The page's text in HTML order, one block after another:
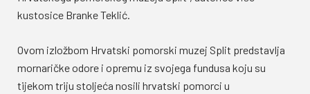
kustosice Branke Teklić.
Ovom izložbom Hrvatski pomorski muzej Split predstavlja
mornaričke odore i opremu iz svojega fundusa koju su
tijekom triju stoljeća nosili hrvatski pomorci u